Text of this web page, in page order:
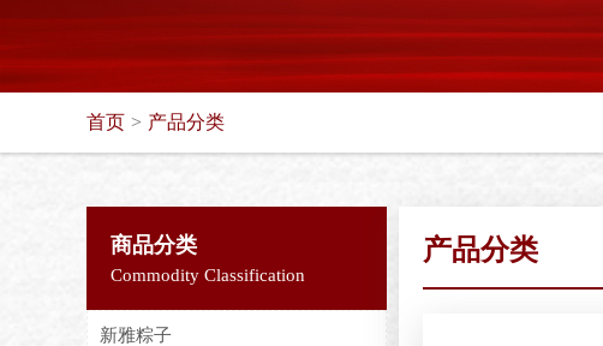
首页 > 产品分类
商品分类
Commodity Classification
新雅粽子
产品分类